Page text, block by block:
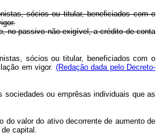
sócios ou titular, beneficiados com o
no passivo não exigível, a crédito de conta
sócios ou titular, beneficiados com o
em vigor. (Redação dada pelo Decreto-
sociedades ou emprêsas individuais que as
valor do ativo decorrente de aumento de
capital.